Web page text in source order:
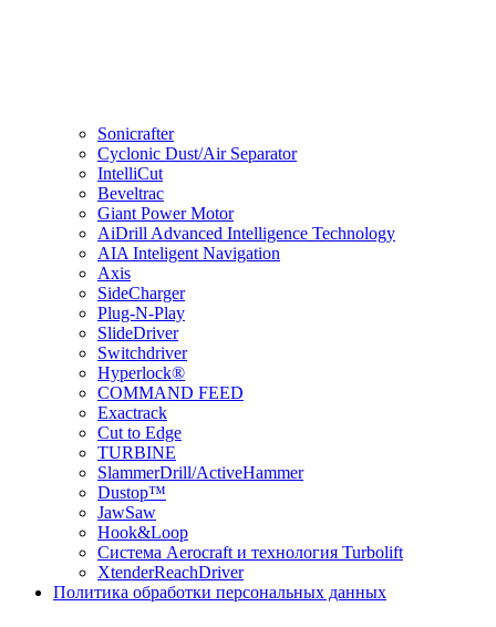
Sonicrafter
Cyclonic Dust/Air Separator
IntelliCut
Beveltrac
Giant Power Motor
AiDrill Advanced Intelligence Technology
AIA Inteligent Navigation
Axis
SideCharger
Plug-N-Play
SlideDriver
Switchdriver
Hyperlock®
COMMAND FEED
Exactrack
Cut to Edge
TURBINE
SlammerDrill/ActiveHammer
Dustop™
JawSaw
Hook&Loop
Cистема Aerocraft и технология Turbolift
XtenderReachDriver
Политика обработки персональных данных